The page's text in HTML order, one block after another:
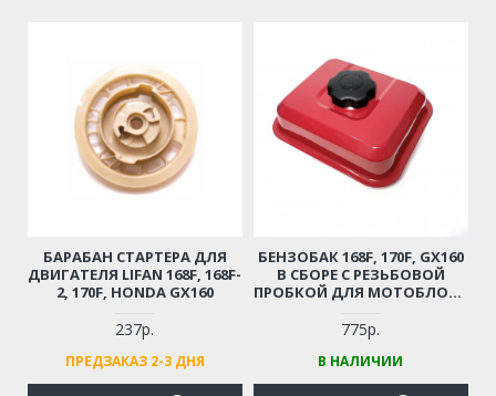
БАРАБАН СТАРТЕРА ДЛЯ
ДВИГАТЕЛЯ LIFAN 168F, 168F-
2, 170F, HONDA GX160
237р.
ПРЕДЗАКАЗ 2-3 ДНЯ
БЕНЗОБАК 168F, 170F, GX160
В СБОРЕ С РЕЗЬБОВОЙ
ПРОБКОЙ ДЛЯ МОТОБЛОКА
МОТОПОМПЫ 6-7 Л.С.
КРАСНЫЙ
775р.
В НАЛИЧИИ